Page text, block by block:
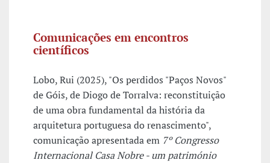
Comunicações em encontros
científicos
Lobo, Rui (2025), "Os perdidos "Paços Novos"
de Góis, de Diogo de Torralva: reconstituição
de uma obra fundamental da história da
arquitetura portuguesa do renascimento",
comunicação apresentada em 7º Congresso
Internacional Casa Nobre - um património